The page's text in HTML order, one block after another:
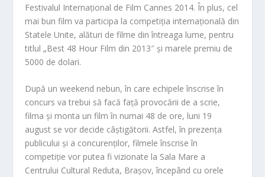
Festivalul Internațional de Film Cannes 2014. În plus, cel
mai bun film va participa la competiția internațională din
Statele Unite, alături de filme din întreaga lume, pentru
titlul „Best 48 Hour Film din 2013″ și marele premiu de
5000 de dolari.
După un weekend nebun, în care echipele înscrise în
concurs va trebui să facă față provocării de a scrie,
filma și monta un film în numai 48 de ore, luni 19
august se vor decide câștigătorii. Astfel, în prezența
publicului și a concurenților, filmele înscrise în
competiție vor putea fi vizionate la Sala Mare a
Centrului Cultural Reduta, Brașov, începând cu orele